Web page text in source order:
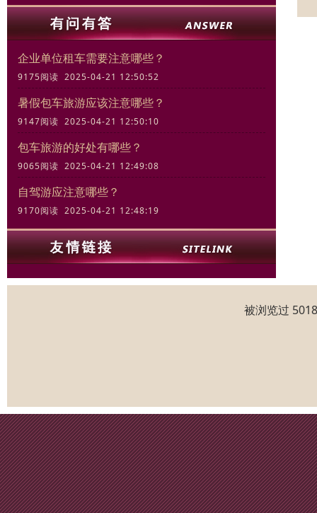
企业单位租车需要注意哪些？
9175阅读 2025-04-21 12:50:52
暑假包车旅游应该注意哪些？
9147阅读 2025-04-21 12:50:10
包车旅游的好处有哪些？
9065阅读 2025-04-21 12:49:08
自驾游应注意哪些？
9170阅读 2025-04-21 12:48:19
被浏览过